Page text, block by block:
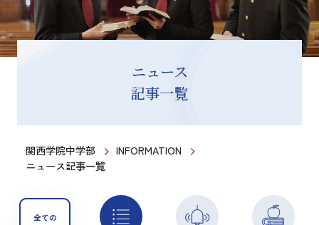
ニュース
記事一覧
関西学院中学部
INFORMATION
ニュース記事一覧
全ての